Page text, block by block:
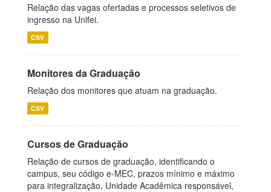
Relação das vagas ofertadas e processos seletivos de
ingresso na Unifei.
CSV
Monitores da Graduação
Relação dos monitores que atuam na graduação.
CSV
Cursos de Graduação
Relação de cursos de graduação, identificando o
campus, seu código e-MEC, prazos mínimo e máximo
para integralização, Unidade Acadêmica responsável,